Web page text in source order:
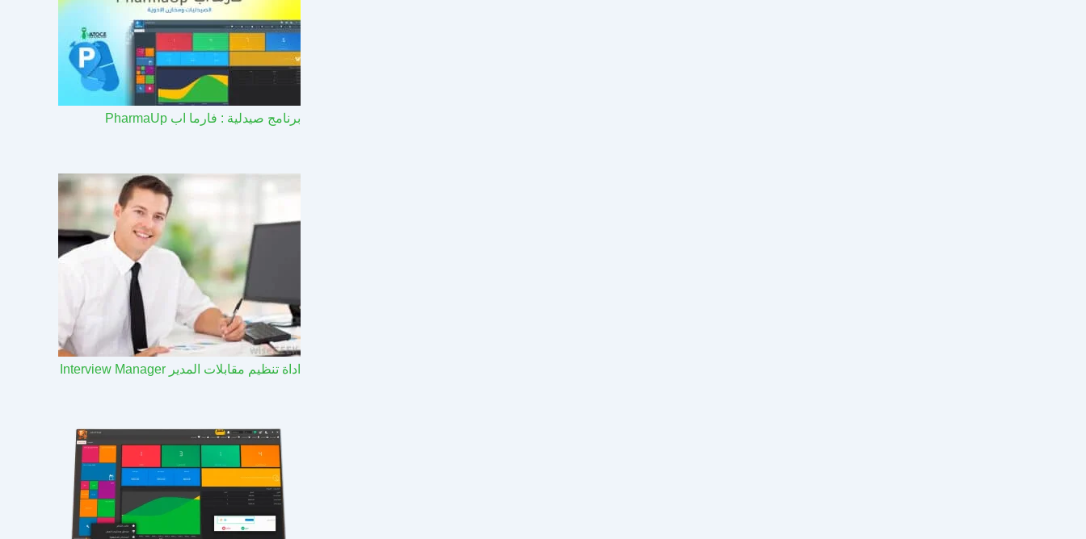
برنامج صيدلية : فارما اب PharmaUp​
اداة تنظيم مقابلات المدير Interview Manager